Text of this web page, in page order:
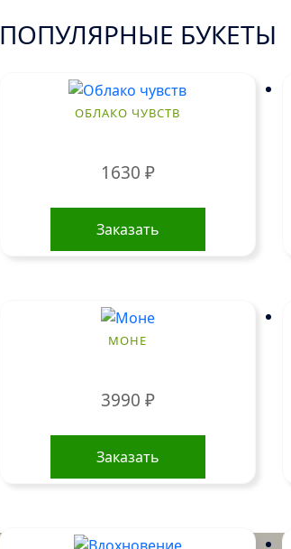
ПОПУЛЯРНЫЕ БУКЕТЫ
ОБЛАКО ЧУВСТВ
1630 ₽
Заказать
МОНЕ
3990 ₽
Заказать